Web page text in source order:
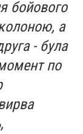
бойового
а
- була
по